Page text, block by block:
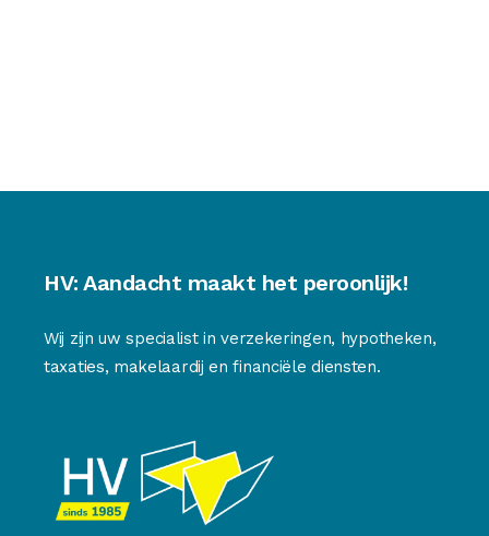
HV: Aandacht maakt het peroonlijk!
Wij zijn uw specialist in verzekeringen, hypotheken,
taxaties, makelaardij en financiële diensten.